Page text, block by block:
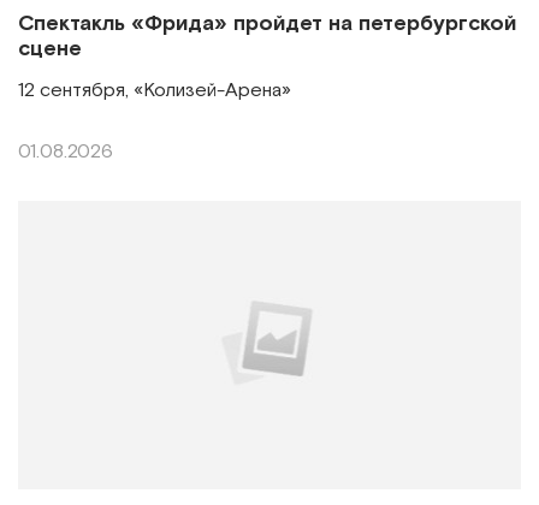
Спектакль «Фрида» пройдет на петербургской
сцене
12 сентября, «Колизей-Арена»
01.08.2026